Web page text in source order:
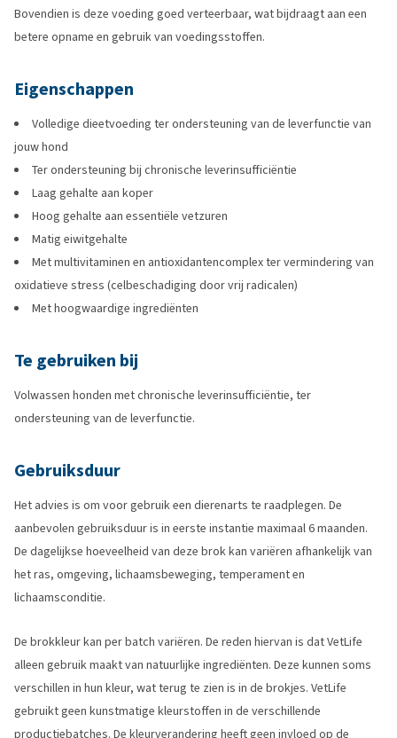
Bovendien is deze voeding goed verteerbaar, wat bijdraagt aan een
betere opname en gebruik van voedingsstoffen.
Eigenschappen
Volledige dieetvoeding ter ondersteuning van de leverfunctie van
jouw hond
Ter ondersteuning bij chronische leverinsufficiëntie
Laag gehalte aan koper
Hoog gehalte aan essentiële vetzuren
Matig eiwitgehalte
Met multivitaminen en antioxidantencomplex ter vermindering van
oxidatieve stress (celbeschadiging door vrij radicalen)
Met hoogwaardige ingrediënten
Te gebruiken bij
Volwassen honden met chronische leverinsufficiëntie, ter
ondersteuning van de leverfunctie.
Gebruiksduur
Het advies is om voor gebruik een dierenarts te raadplegen. De
aanbevolen gebruiksduur is in eerste instantie maximaal 6 maanden.
De dagelijkse hoeveelheid van deze brok kan variëren afhankelijk van
het ras, omgeving, lichaamsbeweging, temperament en
lichaamsconditie.
De brokkleur kan per batch variëren. De reden hiervan is dat VetLife
alleen gebruik maakt van natuurlijke ingrediënten. Deze kunnen soms
verschillen in hun kleur, wat terug te zien is in de brokjes. VetLife
gebruikt geen kunstmatige kleurstoffen in de verschillende
productiebatches. De kleurverandering heeft geen invloed op de